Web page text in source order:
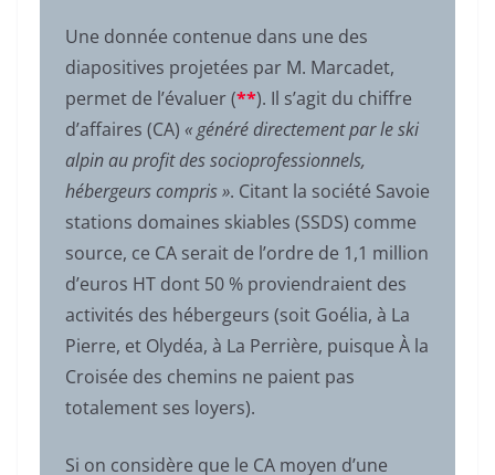
Une donnée contenue dans une des
diapositives projetées par M. Marcadet,
permet de l’évaluer (**). Il s’agit du chiffre
d’affaires (CA) « généré directement par le ski
alpin au profit des socioprofessionnels,
hébergeurs compris ». Citant la société Savoie
stations domaines skiables (SSDS) comme
source, ce CA serait de l’ordre de 1,1 million
d’euros HT dont 50 % proviendraient des
activités des hébergeurs (soit Goélia, à La
Pierre, et Olydéa, à La Perrière, puisque À la
Croisée des chemins ne paient pas
totalement ses loyers).
Si on considère que le CA moyen d’une